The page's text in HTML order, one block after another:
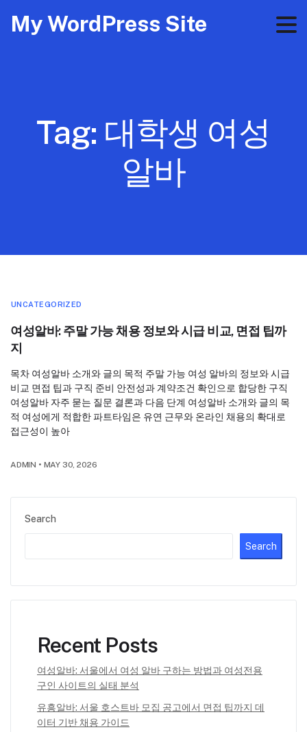
My WordPress Site
Tag: 대학생 여성
알바
Search
Search
Recent Posts
여성알바: 서울에서 여성 알바 구하는 방법과 여성전용
구인 사이트의 실태 분석
유흥알바: 서울 호스트바 모집 공고에서 면접 팁까지 데
이터 기반 채용 가이드
UNCATEGORIZED
여성알바: 주말 가능 채용 정보와 시급 비교, 면접 팁까
지
목차 여성알바 소개와 글의 목적 주말 가능 여성 알바의 정보와 시급
비교 면접 팁과 구직 준비 안전성과 계약조건 확인으로 합당한 구직
여성알바 자주 묻는 질문 결론과 다음 단계 여성알바 소개와 글의 목
적 여성에게 적합한 파트타임은 유연 근무와 온라인 채용의 확대로
접근성이 높아
ADMIN • MAY 30, 2026